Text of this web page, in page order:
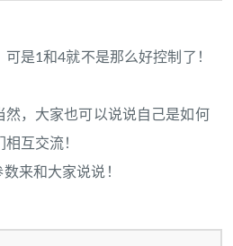
是1和4就不是那么好控制了！
，大家也可以说说自己是如何
互交流！
来和大家说说！